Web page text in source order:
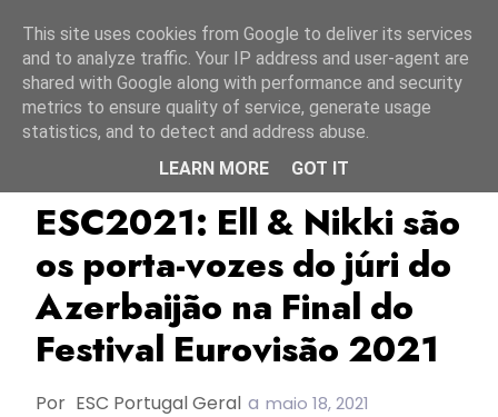
Azerbaijão Ell & Nikki ESC2011
ESC2021: Ell & Nikki são
os porta-vozes do júri do
Azerbaijão na Final do
Festival Eurovisão 2021
Por ESC Portugal Geral a maio 18, 2021
This site uses cookies from Google to deliver its services
and to analyze traffic. Your IP address and user-agent are
shared with Google along with performance and security
metrics to ensure quality of service, generate usage
statistics, and to detect and address abuse.
LEARN MORE
GOT IT